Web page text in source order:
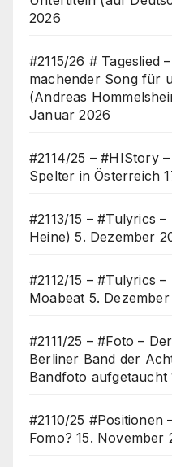
2026
#2115/26 # Tageslied
machender Song für
(Andreas
Januar 2026
#2114/25 – #HIStory
Spelter in Österreich
#2113/15 – #Tulyrics
Heine) 5. Dezember
#2112/15 – #Tulyrics
Moabeat 5.
#2111/25 – #Foto –
Berliner Band der
Bandfoto aufgetaucht
#2110/25 #Positionen
Fomo? 15. November